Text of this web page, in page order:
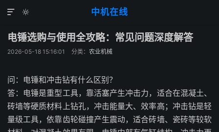
中机在线


电锤选购与使用全攻略：常见问题深度解答
2026-05-18 15:16:01 分类： 农业机械
问：电锤和冲击钻有什么区别？
答：电锤是重型工具，靠活塞产生冲击力，适合在混凝土、
砖墙等硬质材料上钻孔，冲击能量大、效率高；冲击钻是轻
量级工具，依靠齿轮碰撞产生震动，适合砖墙、瓷砖等较软